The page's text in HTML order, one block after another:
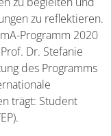
zu reflektieren.
Programm 2020
Dr. Stefanie
des Programms
trägt: Student